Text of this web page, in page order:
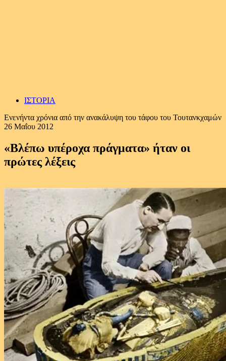
ΙΣΤΟΡΙΑ
Ενενήντα χρόνια από την ανακάλυψη του τάφου του Τουτανκχαμών
26 Μαΐου 2012
«Βλέπω υπέροχα πράγματα» ήταν οι
πρώτες λέξεις